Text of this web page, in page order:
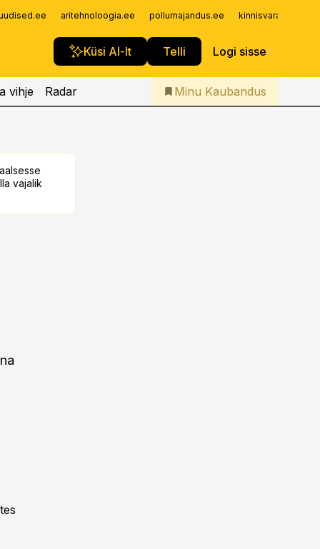
aritehnoloogia.ee pollumajandus.ee
Küsi AI-lt Telli Logi sisse
Iseteenindus
Telli Kaubandus
vihje Radar Minu Kaubandus
vajalik